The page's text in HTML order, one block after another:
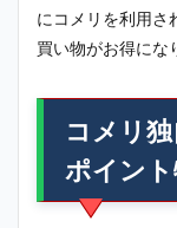
にコメリを利用さ
買い物がお得にな
コメリ
ポイン